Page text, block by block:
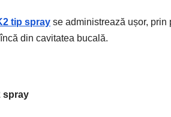
tip spray se administrează ușor,
din cavitatea bucală.
spray